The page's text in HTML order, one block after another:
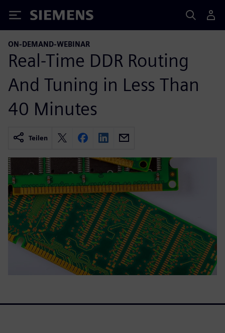
Siemens
ON-DEMAND-WEBINAR
Real-Time DDR Routing
And Tuning in Less Than
40 Minutes
Teilen